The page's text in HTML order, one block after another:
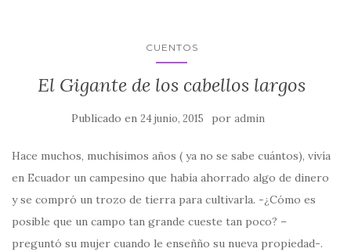
CUENTOS
El Gigante de los cabellos largos
Publicado en 24 junio, 2015 por admin
Hace muchos, muchísimos años ( ya no se sabe cuántos), vivía
en Ecuador un campesino que había ahorrado algo de dinero
y se compró un trozo de tierra para cultivarla. -¿Cómo es
posible que un campo tan grande cueste tan poco? –
preguntó su mujer cuando le enseñño su nueva propiedad-.